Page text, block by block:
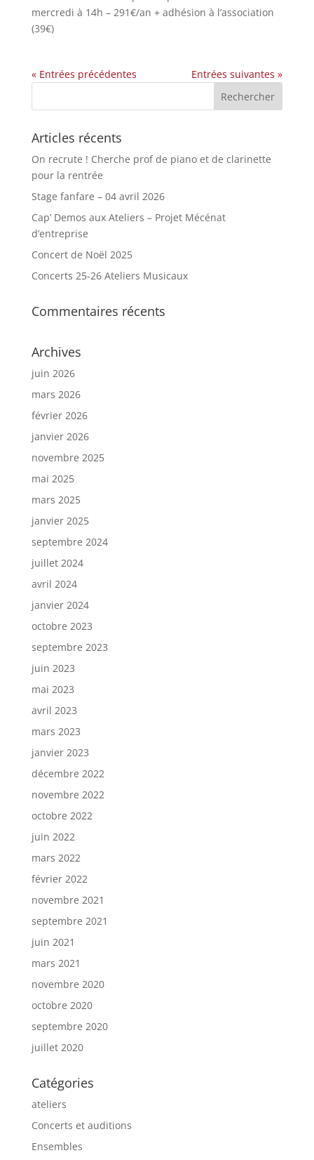
mercredi à 14h – 291€/an + adhésion à l’association
(39€)
« Entrées précédentes Entrées suivantes »
Articles récents
On recrute ! Cherche prof de piano et de clarinette
pour la rentrée
Stage fanfare – 04 avril 2026
Cap’ Demos aux Ateliers – Projet Mécénat
d’entreprise
Concert de Noël 2025
Concerts 25-26 Ateliers Musicaux
Commentaires récents
Archives
juin 2026
mars 2026
février 2026
janvier 2026
novembre 2025
mai 2025
mars 2025
janvier 2025
septembre 2024
juillet 2024
avril 2024
janvier 2024
octobre 2023
septembre 2023
juin 2023
mai 2023
avril 2023
mars 2023
janvier 2023
décembre 2022
novembre 2022
octobre 2022
juin 2022
mars 2022
février 2022
novembre 2021
septembre 2021
juin 2021
mars 2021
novembre 2020
octobre 2020
septembre 2020
juillet 2020
Catégories
ateliers
Concerts et auditions
Ensembles